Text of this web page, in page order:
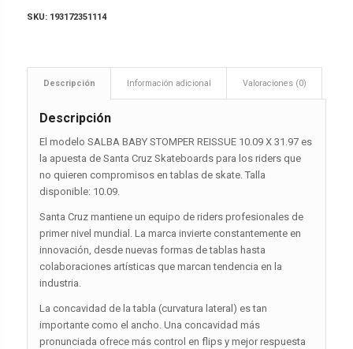
SKU: 193172351114
Descripción Información adicional Valoraciones (0)
Descripción
El modelo SALBA BABY STOMPER REISSUE 10.09 X 31.97 es
la apuesta de Santa Cruz Skateboards para los riders que
no quieren compromisos en tablas de skate. Talla
disponible: 10.09.
Santa Cruz mantiene un equipo de riders profesionales de
primer nivel mundial. La marca invierte constantemente en
innovación, desde nuevas formas de tablas hasta
colaboraciones artísticas que marcan tendencia en la
industria.
La concavidad de la tabla (curvatura lateral) es tan
importante como el ancho. Una concavidad más
pronunciada ofrece más control en flips y mejor respuesta